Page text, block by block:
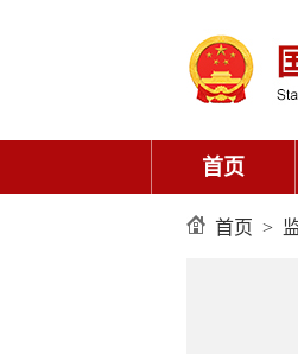
首页
首页 >